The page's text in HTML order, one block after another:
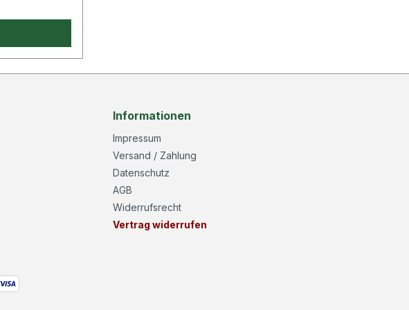
erfahren.
Informationen
Impressum
Versand / Zahlung
Datenschutz
AGB
Widerrufsrecht
Vertrag widerrufen